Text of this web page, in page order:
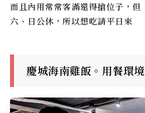
而且內用常常客滿還得搶位子，但
六、日公休，所以想吃請平日來
慶城海南雞飯。用餐環境